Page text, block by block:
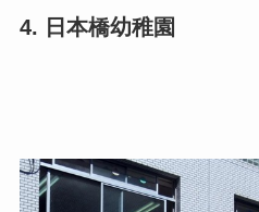
4. 日本橋幼稚園